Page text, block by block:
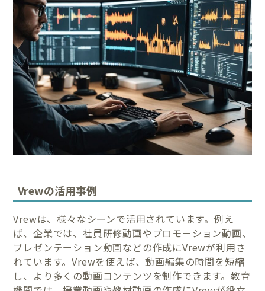
Vrewの活用事例
Vrewは、様々なシーンで活用されています。例え
ば、企業では、社員研修動画やプロモーション動画、
プレゼンテーション動画などの作成にVrewが利用さ
れています。Vrewを使えば、動画編集の時間を短縮
し、より多くの動画コンテンツを制作できます。教育